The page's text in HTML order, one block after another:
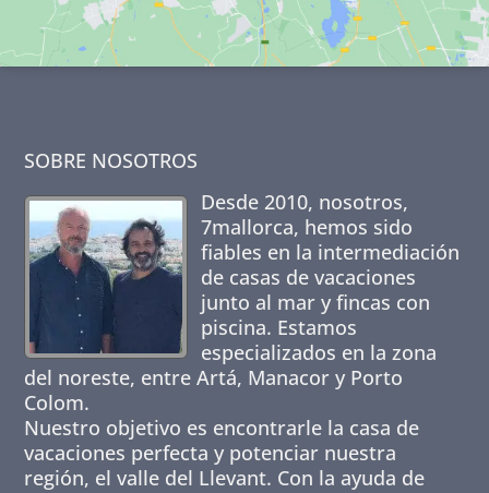
SOBRE NOSOTROS
Desde 2010, nosotros,
7mallorca, hemos sido
fiables en la intermediación
de casas de vacaciones
junto al mar y fincas con
piscina. Estamos
especializados en la zona
del noreste, entre Artá, Manacor y Porto
Colom.
Nuestro objetivo es encontrarle la casa de
vacaciones perfecta y potenciar nuestra
región, el valle del Llevant. Con la ayuda de